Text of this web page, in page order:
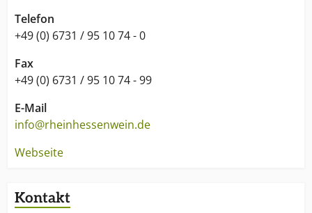
Telefon
+49 (0) 6731 / 95 10 74 - 0
Fax
+49 (0) 6731 / 95 10 74 - 99
E-Mail
info@rheinhessenwein.de
Webseite
Kontakt